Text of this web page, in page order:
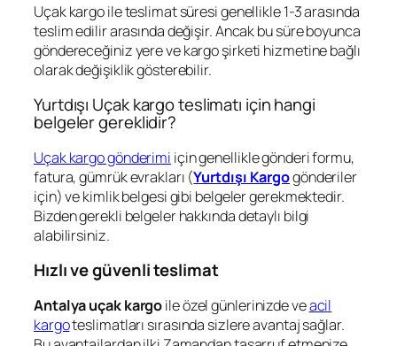
Uçak kargo ile teslimat süresi genellikle 1-3 arasında
teslim edilir arasında değişir. Ancak bu süre boyunca
göndereceğiniz yere ve kargo şirketi hizmetine bağlı
olarak değişiklik gösterebilir.
Yurtdışı Uçak kargo teslimatı için hangi
belgeler gereklidir?
Uçak kargo gönderimi için genellikle gönderi formu,
fatura, gümrük evrakları (Yurtdışı Kargogönderiler
için) ve kimlik belgesi gibi belgeler gerekmektedir.
Bizden gerekli belgeler hakkında detaylı bilgi
alabilirsiniz.
Hızlı ve güvenli teslimat
Antalya uçak kargoile özel günlerinizde veacil
kargoteslimatları sırasında sizlere avantaj sağlar.